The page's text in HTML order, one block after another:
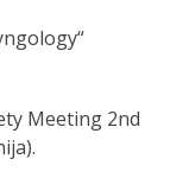
Meeting 2nd